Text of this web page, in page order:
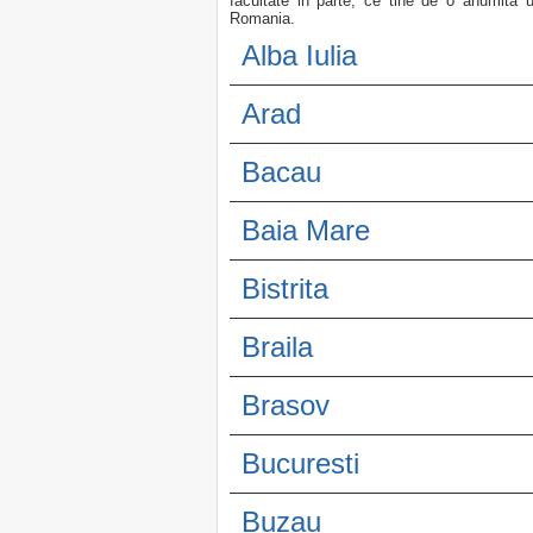
Romania.
Alba Iulia
Arad
Bacau
Baia Mare
Bistrita
Braila
Brasov
Bucuresti
Buzau